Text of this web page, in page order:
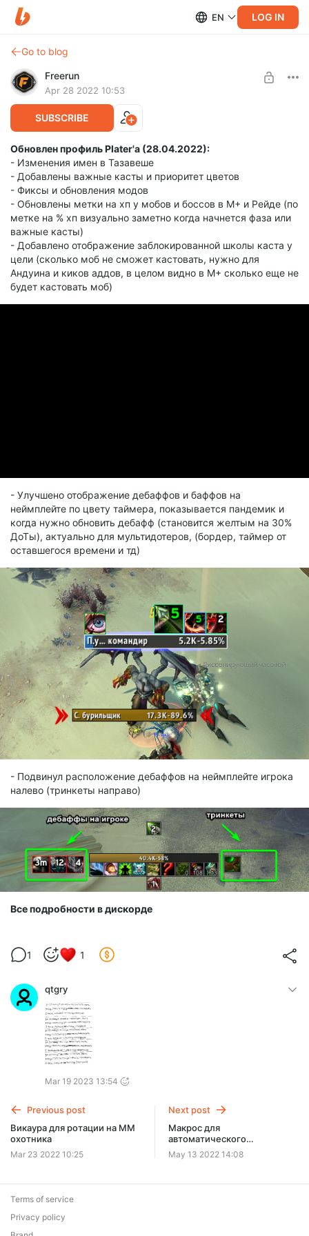
EN LOG IN
Go to blog
Freerun
Apr 28 2022 10:53
SUBSCRIBE
Обновлен профиль Plater'a (28.04.2022):
- Изменения имен в Тазавеше
- Добавлены важные касты и приоритет цветов
- Фиксы и обновления модов
- Обновлены метки на хп у мобов и боссов в М+ и Рейде (по
метке на % хп визуально заметно когда начнется фаза или
важные касты)
- Добавлено отображение заблокированной школы каста у
цели (сколько моб не сможет кастовать, нужно для
Андуина и киков аддов, в целом видно в М+ сколько еще не
будет кастовать моб)
- Улучшено отображение дебаффов и баффов на
неймплейте по цвету таймера, показывается пандемик и
когда нужно обновить дебафф (становится желтым на 30%
ДоТы), актуально для мультидотеров, (бордер, таймер от
оставшегося времени и тд)
- Подвинул расположение дебаффов на неймплейте игрока
налево (тринкеты направо)
Все подробности в дискорде
1 1
qtgry
Mar 19 2023 13:54
Previous post
Викаура для ротации на ММ
охотника
Mar 23 2022 10:25
Next post
Макрос для
автоматического
прерывания способностей у
мобов.
May 13 2022 14:08
Terms of service
Privacy policy